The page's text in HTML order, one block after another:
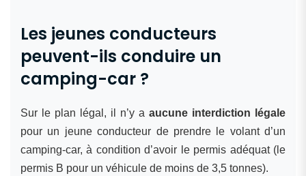
Les jeunes conducteurs
peuvent-ils conduire un
camping-car ?
Sur le plan légal, il n’y a aucune interdiction légale
pour un jeune conducteur de prendre le volant d’un
camping-car, à condition d’avoir le permis adéquat (le
permis B pour un véhicule de moins de 3,5 tonnes).